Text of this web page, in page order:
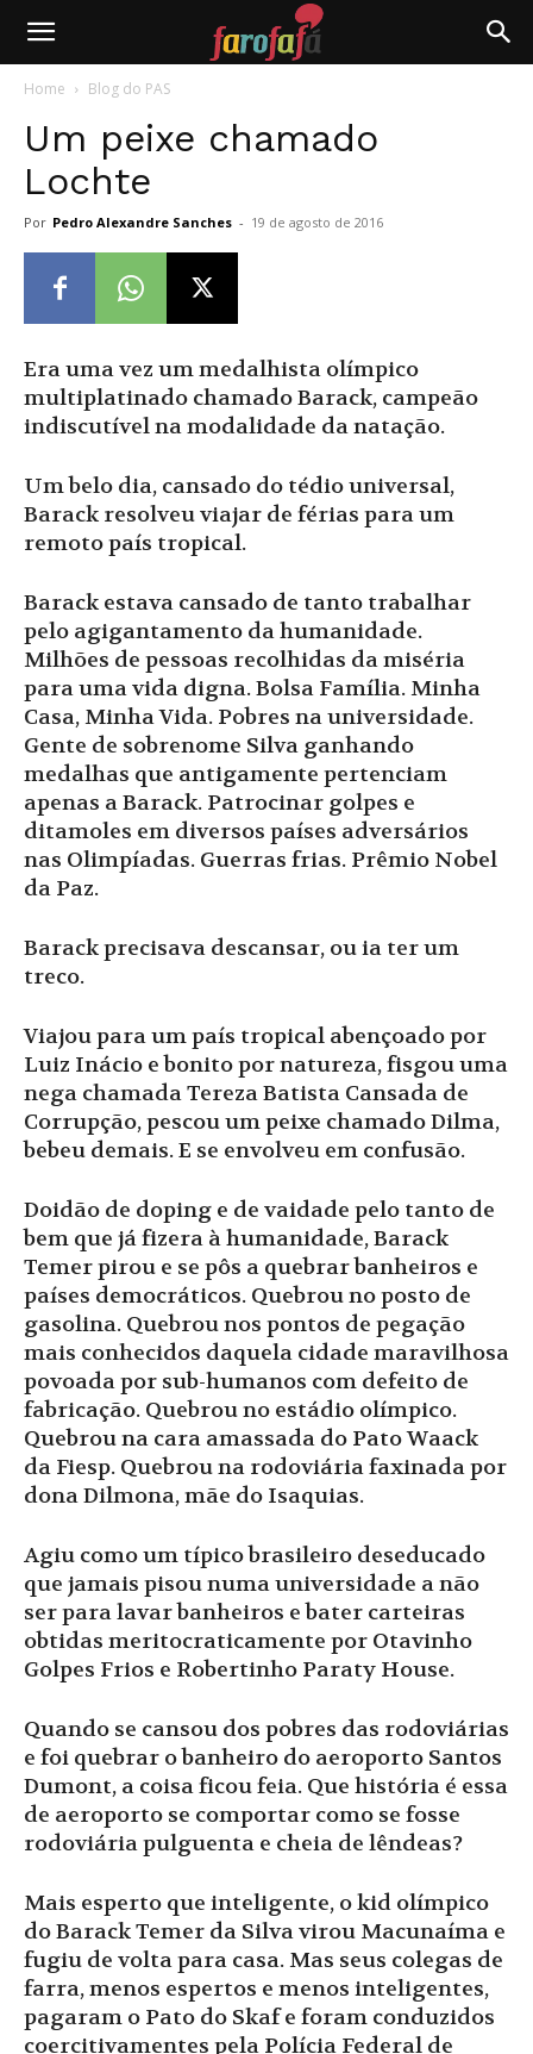
Farofafá
Home Blog do PAS
Um peixe chamado
Lochte
Por Pedro Alexandre Sanches - 19 de agosto de 2016
Era uma vez um medalhista olímpico
multiplatinado chamado Barack, campeão
indiscutível na modalidade da natação.
Um belo dia, cansado do tédio universal,
Barack resolveu viajar de férias para um
remoto país tropical.
Barack estava cansado de tanto trabalhar
pelo agigantamento da humanidade.
Milhões de pessoas recolhidas da miséria
para uma vida digna. Bolsa Família. Minha
Casa, Minha Vida. Pobres na universidade.
Gente de sobrenome Silva ganhando
medalhas que antigamente pertenciam
apenas a Barack. Patrocinar golpes e
ditamoles em diversos países adversários
nas Olimpíadas. Guerras frias. Prêmio Nobel
da Paz.
Barack precisava descansar, ou ia ter um
treco.
Viajou para um país tropical abençoado por
Luiz Inácio e bonito por natureza, fisgou uma
nega chamada Tereza Batista Cansada de
Corrupção, pescou um peixe chamado Dilma,
bebeu demais. E se envolveu em confusão.
Doidão de doping e de vaidade pelo tanto de
bem que já fizera à humanidade, Barack
Temer pirou e se pôs a quebrar banheiros e
países democráticos. Quebrou no posto de
gasolina. Quebrou nos pontos de pegação
mais conhecidos daquela cidade maravilhosa
povoada por sub-humanos com defeito de
fabricação. Quebrou no estádio olímpico.
Quebrou na cara amassada do Pato Waack
da Fiesp. Quebrou na rodoviária faxinada por
dona Dilmona, mãe do Isaquias.
Agiu como um típico brasileiro deseducado
que jamais pisou numa universidade a não
ser para lavar banheiros e bater carteiras
obtidas meritocraticamente por Otavinho
Golpes Frios e Robertinho Paraty House.
Quando se cansou dos pobres das rodoviárias
e foi quebrar o banheiro do aeroporto Santos
Dumont, a coisa ficou feia. Que história é essa
de aeroporto se comportar como se fosse
rodoviária pulguenta e cheia de lêndeas?
Mais esperto que inteligente, o kid olímpico
do Barack Temer da Silva virou Macunaíma e
fugiu de volta para casa. Mas seus colegas de
farra, menos espertos e menos inteligentes,
pagaram o Pato do Skaf e foram conduzidos
coercitivamentes pela Polícia Federal de